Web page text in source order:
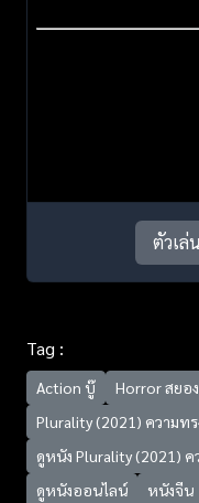
ตัวเล่
Tag :
Action บู๊
Horror สยอ
Plurality (2021) ความท
ดูหนัง Plurality (2021) ค
ดูหนังออนไลน์
หนังจีน